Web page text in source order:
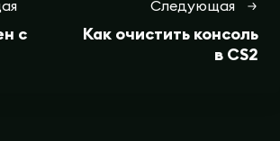
с
Следующая
Как очистить консоль
в CS2